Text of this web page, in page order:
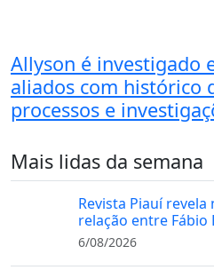
Allyson é investigado
aliados com histórico
processos e
Mais lidas da semana
Revista Piauí
relação entre Fábio
6/08/2026